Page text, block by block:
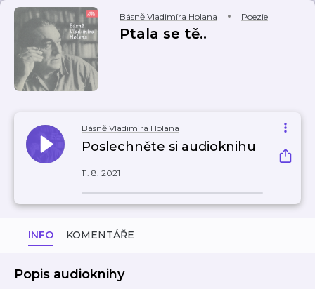
Básně Vladimíra Holana Poezie
Ptala se tě..
Básně Vladimíra Holana
Poslechněte si audioknihu
11. 8. 2021
INFO KOMENTÁŘE
Popis audioknihy